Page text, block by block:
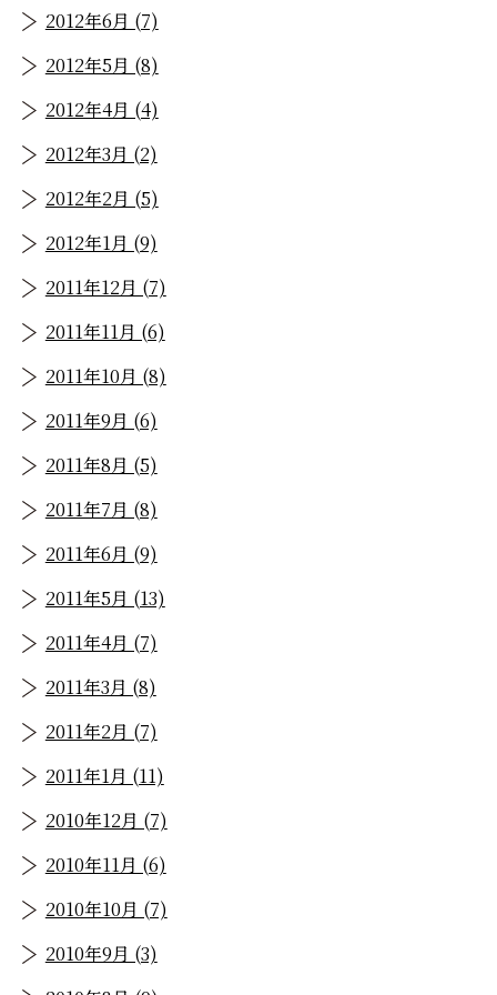
2012年6月 (7)
2012年5月 (8)
2012年4月 (4)
2012年3月 (2)
2012年2月 (5)
2012年1月 (9)
2011年12月 (7)
2011年11月 (6)
2011年10月 (8)
2011年9月 (6)
2011年8月 (5)
2011年7月 (8)
2011年6月 (9)
2011年5月 (13)
2011年4月 (7)
2011年3月 (8)
2011年2月 (7)
2011年1月 (11)
2010年12月 (7)
2010年11月 (6)
2010年10月 (7)
2010年9月 (3)